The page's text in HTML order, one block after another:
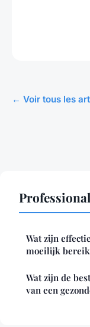
← Voir tous les
Wat zijn
moeilijk
Wat zijn de
van een